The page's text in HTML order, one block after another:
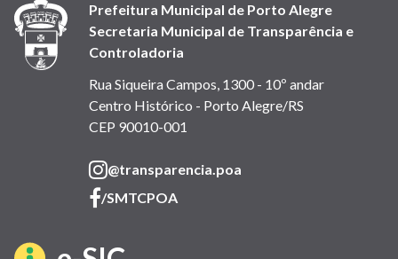
Prefeitura Municipal de Porto Alegre
Secretaria Municipal de Transparência e
Controladoria
Rua Siqueira Campos, 1300 - 10º andar
Centro Histórico - Porto Alegre/RS
CEP 90010-001
@transparencia.poa
/SMTCPOA(link